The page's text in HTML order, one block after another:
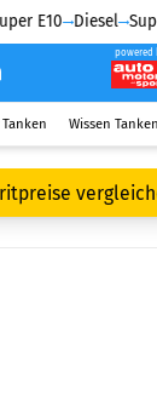
E10 Diesel
powered
Wissen Tanken